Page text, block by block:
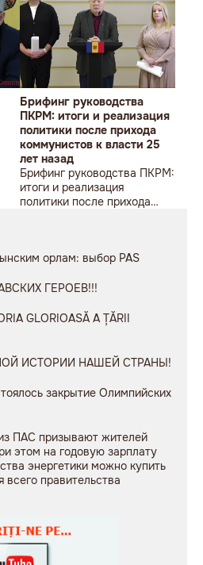
Брифинг руководства
ПКРМ: итоги и реализация
политики после прихода
коммунистов к власти 25
лет назад
Брифинг руководства ПКРМ:
итоги и реализация
политики после прихода
орлам: выбор PAS
ГЕРОЕВ!!!
GLORIOASĂ A ȚĂRII
ИСТОРИИ НАШЕЙ СТРАНЫ!
закрытие Олимпийских
ПАС призывают жителей
этом на годовую зарплату
энергетики можно купить
всего правительства